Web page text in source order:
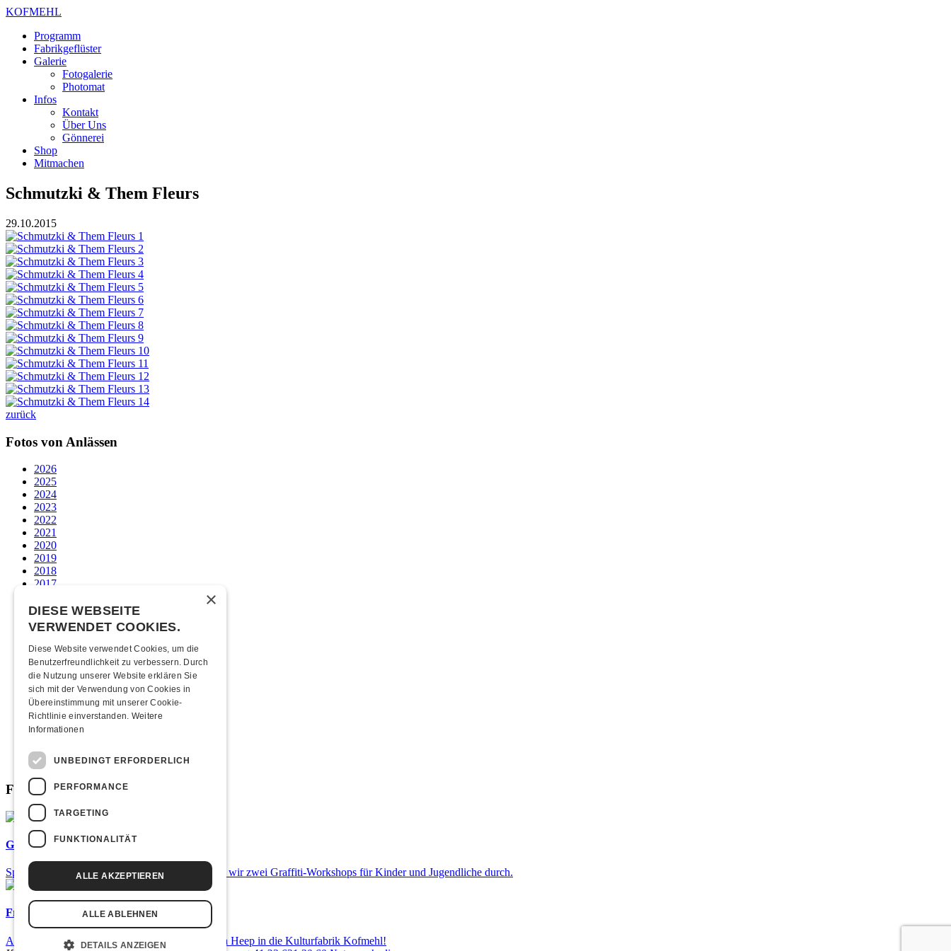
KOFMEHL
Programm
Fabrikgeflüster
Galerie
Fotogalerie
Photomat
Infos
Kontakt
Über Uns
Gönnerei
Shop
Mitmachen
Schmutzki & Them Fleurs
29.10.2015
zurück
Fotos von Anlässen
2026
2025
2024
2023
2022
2021
2020
2019
2018
2017
2015
2014
2013
2012
2011
2010
2009
2008
2007
2006
2005
2004
2003
Fabrikgeflüster
Graffiti-Workshops
Spray dein eigenes Graffiti! Im September führen wir zwei Graffiti-Workshops für Kinder und Jugendliche durch.
Frisch bestätigt: Uriah Heep
Am Sonntag, 15. November 2026 kommen Uriah Heep in die Kulturfabrik Kofmehl!
×
DIESE WEBSEITE
VERWENDET COOKIES.
Diese Website verwendet Cookies, um die
Benutzerfreundlichkeit zu verbessern. Durch
die Nutzung unserer Website erklären Sie
sich mit der Verwendung von Cookies in
Übereinstimmung mit unserer Cookie-
Richtlinie einverstanden. Weitere
Informationen
UNBEDINGT ERFORDERLICH
PERFORMANCE
TARGETING
FUNKTIONALITÄT
ALLE AKZEPTIEREN
ALLE ABLEHNEN
DETAILS ANZEIGEN